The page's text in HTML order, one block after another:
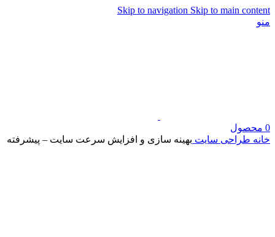
Skip to navigation Skip to main content
منو
0 محصول
خانه طراحی سایت بهینه سازی و افزایش سرعت سایت – پیشرفته